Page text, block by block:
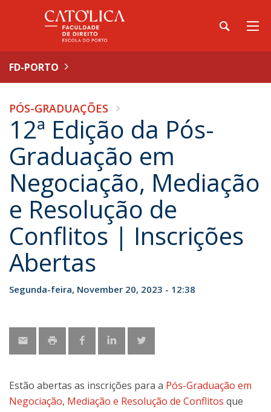
FD-PORTO
PÓS-GRADUAÇÕES
12ª Edição da Pós-
Graduação em
Negociação, Mediação
e Resolução de
Conflitos | Inscrições
Abertas
Segunda-feira, November 20, 2023 - 12:38
Estão abertas as inscrições para a Pós-Graduação em
Negociação, Mediação e Resolução de Conflitos que